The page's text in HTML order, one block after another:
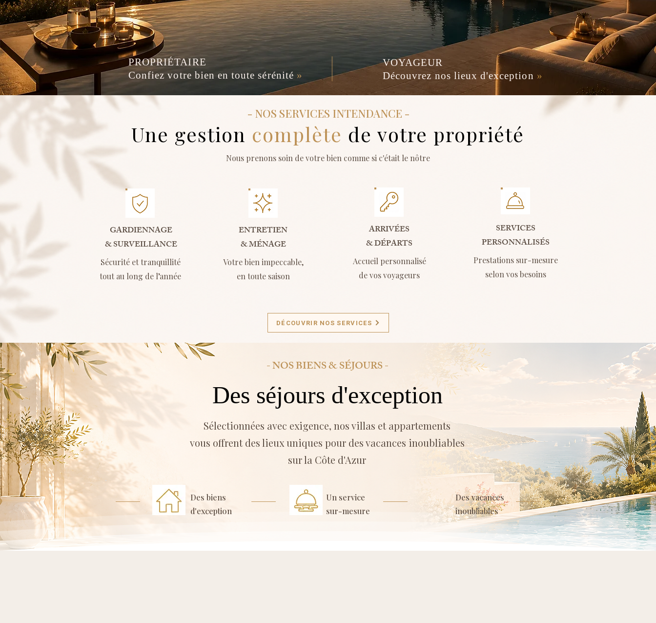
PROPRIÉTAIRE
Confiez votre bien en toute sérénité »
VOYAGEUR
Découvrez nos lieux d'exception »
- NOS SERVICES INTENDANCE -
Une gestion complète de votre propriété
Nous prenons soin de votre bien comme si c'était le nôtre
GARDIENNAGE
& SURVEILLANCE
Sécurité et tranquillité
tout au long de l’année
ENTRETIEN
& MÉNAGE
Votre bien impeccable,
en toute saison
ARRIVÉES
& DÉPARTS
Accueil personnalisé
de vos voyageurs
SERVICES
PERSONNALISÉS
Prestations sur-mesure
selon vos besoins
DÉCOUVRIR NOS SERVICES
- NOS BIENS & SÉJOURS -
Des séjours d'exception
Sélectionnées avec exigence, nos villas et appartements
vous offrent des lieux uniques pour des vacances inoubliables
sur la Côte d'Azur
Des biens
d'exception
Un service
sur-mesure
Des vacances
inoubliables